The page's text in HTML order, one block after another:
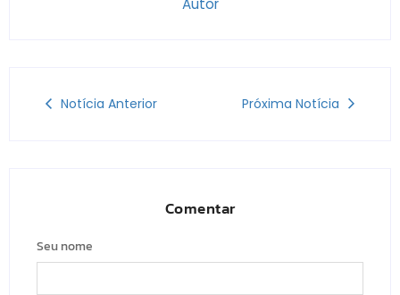
Notícia Anterior Próxima Notícia
Comentar
Seu nome